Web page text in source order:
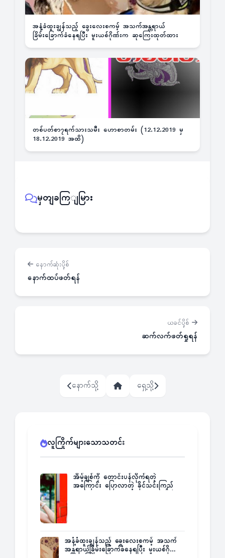
အနံ့ခံထူးချွန်သည့် ခွေးလေးစကမ့် အသက်အန္တရာယ်
ခြိမ်းခြောက်ခံနေရပြီး မူးယစ်ဂိုဏ်းက ဆုကြေးထုတ်ထား
တစ်ပတ်စာ၇ရက်သားသမီး ဟောစာတမ်း (12.12.2019 မှ
18.12.2019 အထိ)
မှတျခကြျမြား
နောက်ဆုံးပို့စ်
နောက်ထပ်ဖတ်ရန်
ယခင်ပို့စ်
ဆက်လက်ဖတ်ရှုရန်
နောက်သို့ ရှေ့သို့
လူကြိုက်များသောသတင်း
အိမ့်ချစ်ကို တောင်းပန်လိုက်ရတဲ့
အကြောင်း ပြောလာတဲ့ ခိုင်သင်းကြည်
အနံ့ခံထူးချွန်သည့် ခွေးလေးစကမ့် အသက်
အန္တရာယ်ခြိမ်းခြောက်ခံနေရပြီး မူးယစ်ဂိုဏ်း